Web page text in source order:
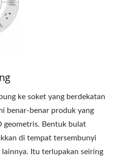
ke soket yang berdekatan
benar-benar produk yang
geometris. Bentuk bulat
di tempat tersembunyi
Itu terlupakan seiring